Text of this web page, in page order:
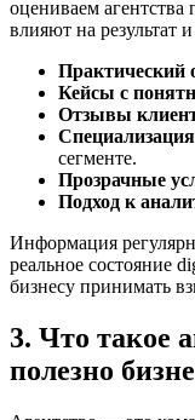
оцениваем
влияют на результат
Практический
Кейсы с
Отзывы
Специализация
сегменте.
Прозрачные
Подход к
Информация
реальное состояние
бизнесу принимать
3. Что такое
полезно